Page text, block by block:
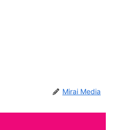
Mirai Media